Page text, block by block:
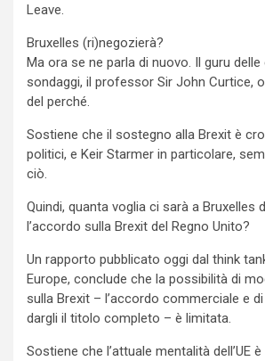
Leave.
Bruxelles (ri)negozierà?
Ma ora se ne parla di nuovo. Il guru delle
sondaggi, il professor Sir John Curtice,
del perché.
Sostiene che il sostegno alla Brexit è
politici, e Keir Starmer in particolare,
ciò.
Quindi, quanta voglia ci sarà a Bruxelles
l’accordo sulla Brexit del Regno Unito?
Un rapporto pubblicato oggi dal think
Europe, conclude che la possibilità di
sulla Brexit – l’accordo commerciale e
dargli il titolo completo – è limitata.
Sostiene che l’attuale mentalità dell’UE